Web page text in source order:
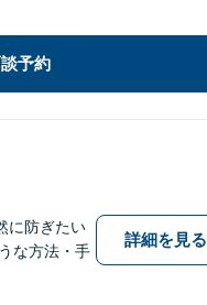
予約
に防ぎたい
な方法・手
詳細を見る